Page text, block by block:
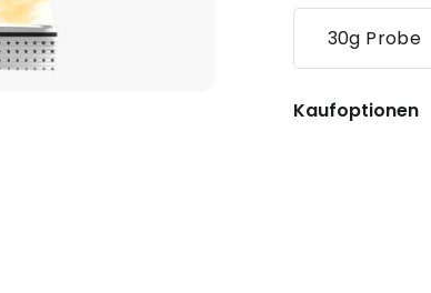
30g Probe
Kaufoptionen